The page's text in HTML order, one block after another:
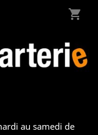
shopping_cart
au samedi de